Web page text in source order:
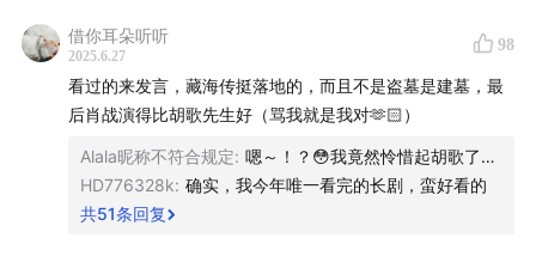
借你耳朵听听
2025.6.27
98
看过的来发言，藏海传挺落地的，而且不是盗墓是建墓，最
后肖战演得比胡歌先生好（骂我就是我对🫶🏻）
Alala昵称不符合规定: 嗯～！？😳我竟然怜惜起胡歌了…
HD776328k: 确实，我今年唯一看完的长剧，蛮好看的
共51条回复